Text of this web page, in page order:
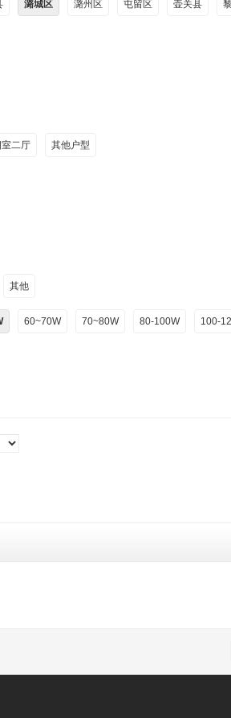
潞城区 潞州区 屯留区 壶关县
室二厅 其他户型
其他
60~70W 70~80W 80-100W 100-